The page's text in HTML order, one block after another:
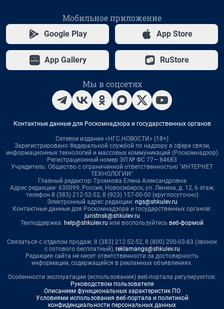
Мобильное приложение
Google Play App Store
App Gallery RuStore
Мы в соцсетях
Контактные данные для Роскомнадзора и государственных органов
Сетевое издание «НГС.НОВОСТИ» (18+)
Зарегистрировано Федеральной службой по надзору в сфере связи,
информационных технологий и массовых коммуникаций (Роскомнадзор)
Регистрационный номер ЭЛ № ФС 77— 84683
Учредитель: Общество с ограниченной ответственностью "ИНТЕРНЕТ
ТЕХНОЛОГИИ"
Главный редактор: Громкова Елена Александровна
Адрес редакции: 630099, Россия, Новосибирск, ул. Ленина, д. 12, 6 этаж,
телефон 8 (383) 212-52-52, 8 (923) 157-00-00 (круглосуточно)
Электронный адрес редакции: ngs@shkulev.ru
Контактные данные для Роскомнадзора и государственных органов:
juristnsk@shkulev.ru
Техподдержка: help@shkulev.ru или воспользуйтесь веб-формой
Связаться с отделом продаж: 8 (383) 212-52-52, 8 (800) 200-03-83 (звонок
с сотового бесплатный), reklamangs@shkulev.ru
Редакция сайта не несет ответственности за достоверность
информации, содержащейся в рекламных объявлениях.
Особенности эксплуатации (использования) веб-портала регулируются:
Руководством пользователя
Описанием функциональных характеристик ПО
Условиями использования веб-портала и политикой
конфиденциальности персональных данных